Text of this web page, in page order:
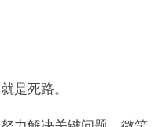
是死路。